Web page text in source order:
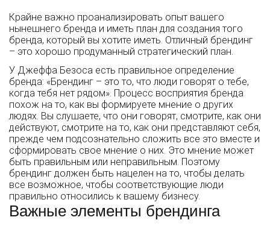
Крайне важно проанализировать опыт вашего
нынешнего бренда и иметь план для создания того
бренда, который вы хотите иметь. Отличный брендинг
– это хорошо продуманный стратегический план.
У Джеффа Безоса есть правильное определение
бренда: «Брендинг – это то, что люди говорят о тебе,
когда тебя нет рядом». Процесс восприятия бренда
похож на то, как вы формируете мнение о других
людях. Вы слушаете, что они говорят, смотрите, как они
действуют, смотрите на то, как они представляют себя,
прежде чем подсознательно сложить все это вместе и
сформировать свое мнение о них. Это мнение может
быть правильным или неправильным. Поэтому
брендинг должен быть нацелен на то, чтобы делать
все возможное, чтобы соответствующие люди
правильно относились к вашему бизнесу.
Важные элементы брендинга